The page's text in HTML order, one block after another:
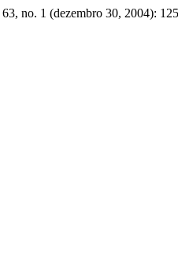
63, no. 1 (dezembro 30, 2004):